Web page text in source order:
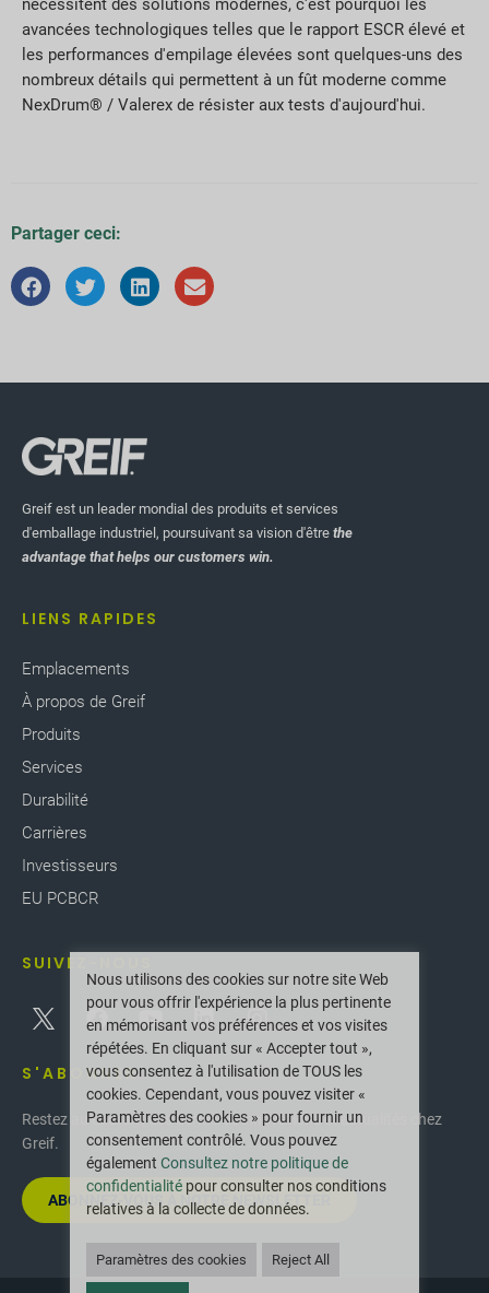
nécessitent des solutions modernes, c'est pourquoi les
avancées technologiques telles que le rapport ESCR élevé et
les performances d'empilage élevées sont quelques-uns des
nombreux détails qui permettent à un fût moderne comme
NexDrum® / Valerex de résister aux tests d'aujourd'hui.
Partager ceci:
Greif est un leader mondial des produits et services
d'emballage industriel, poursuivant sa vision d'être the
advantage that helps our customers win.
LIENS RAPIDES
Emplacements
À propos de Greif
Produits
Services
Durabilité
Carrières
Investisseurs
EU PCBCR
SUIVEZ-NOUS
S'ABONNER
Restez au courant des dernières innovations et actualités chez
Greif.
ABONNEZ-VOUS À NOTRE NEWSLETTER
Nous utilisons des cookies sur notre site Web
pour vous offrir l'expérience la plus pertinente
en mémorisant vos préférences et vos visites
répétées. En cliquant sur « Accepter tout »,
vous consentez à l'utilisation de TOUS les
cookies. Cependant, vous pouvez visiter «
Paramètres des cookies » pour fournir un
consentement contrôlé. Vous pouvez
également Consultez notre politique de
confidentialité pour consulter nos conditions
relatives à la collecte de données.
Paramètres des cookies Reject All